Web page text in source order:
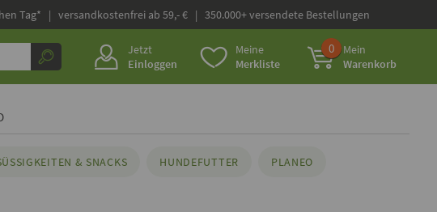
Tag* | versandkostenfrei ab 59,- € | 350.000+ versendete Bestellungen
Jetzt
Einloggen
Meine
Merkliste
0
Mein
Warenkorb
& SNACKS HUNDEFUTTER PLANEO